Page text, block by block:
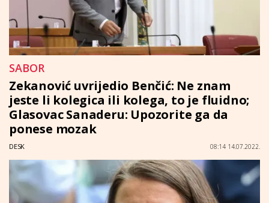
SABOR
Zekanović uvrijedio Benčić: Ne znam
jeste li kolegica ili kolega, to je fluidno;
Glasovac Sanaderu: Upozorite ga da
ponese mozak
DESK 08:14 14.07.2022.